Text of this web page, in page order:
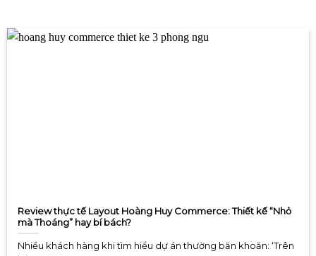
Review thực tế Layout Hoàng Huy Commerce: Thiết kế “Nhỏ
mà Thoáng” hay bí bách?
Nhiều khách hàng khi tìm hiểu dự án thường băn khoăn: ‘Trên